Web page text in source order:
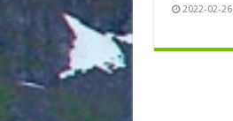
2022-02-26